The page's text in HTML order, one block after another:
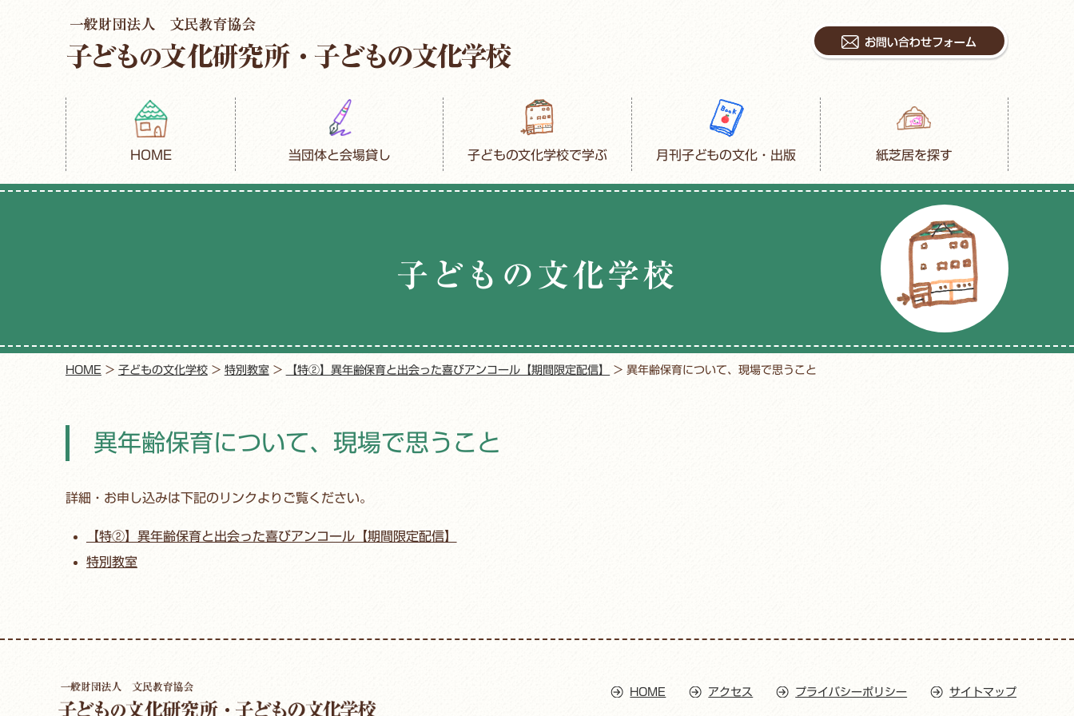
HOME 当団体と会場貸し 子どもの文化学校で学ぶ 月刊子どもの文化・出版 紙芝居を探す
子どもの文化学校
HOME > 子どもの文化学校> 特別教室> 【特②】異年齢保育と出会った喜びアンコール【期間限定配信】 >異年齢保育について、現場で思うこと
異年齢保育について、現場で思うこと
詳細・お申し込みは下記のリンクよりご覧ください。
【特②】異年齢保育と出会った喜びアンコール【期間限定配信】
特別教室
HOME アクセス プライバシーポリシー サイトマップ